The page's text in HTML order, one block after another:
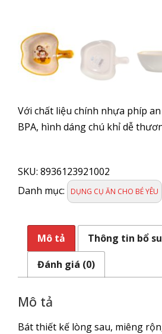
Với chất liệu chính nhựa phíp
BPA, hình dáng chú khỉ dễ
ăn
dặm
Hình
số
lượng
SKU: 8936123921002
Danh mục:
DỤNG CỤ ĂN CHO BÉ YÊU
Mô tả
Thông tin bổ
Đánh giá (0)
Mô tả
Bát thiết kế lòng sau, miêng